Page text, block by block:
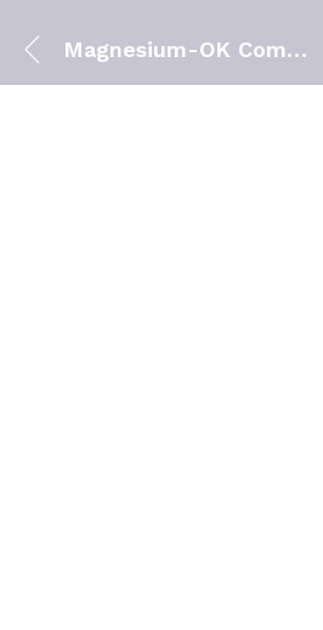
Magnesium-OK Comprimidos 90 Unidade(s)